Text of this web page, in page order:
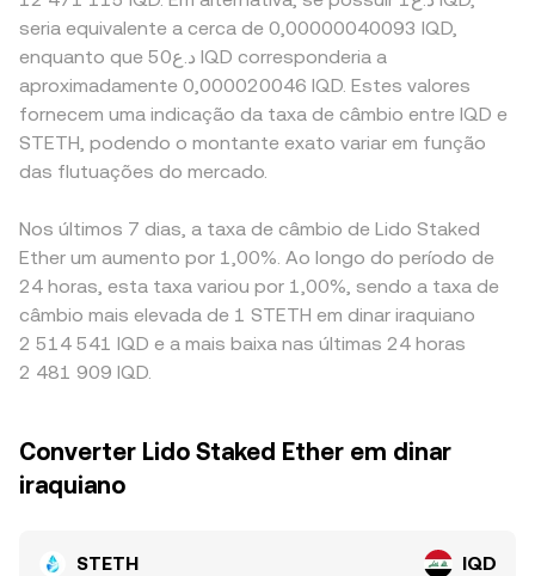
seria equivalente a cerca de 0,00000040093 IQD,
enquanto que د.ع50 IQD corresponderia a
aproximadamente 0,000020046 IQD. Estes valores
fornecem uma indicação da taxa de câmbio entre IQD e
STETH, podendo o montante exato variar em função
das flutuações do mercado.
Nos últimos 7 dias, a taxa de câmbio de Lido Staked
Ether um aumento por 1,00%. Ao longo do período de
24 horas, esta taxa variou por 1,00%, sendo a taxa de
câmbio mais elevada de 1 STETH em dinar iraquiano
2 514 541 IQD e a mais baixa nas últimas 24 horas
2 481 909 IQD.
Converter Lido Staked Ether em dinar
iraquiano
STETH IQD